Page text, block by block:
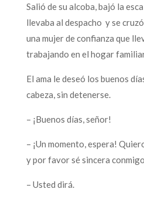
Salió de su alcoba, bajó la
llevaba al despacho y se
una mujer de confianza que
trabajando en el hogar
El ama le deseó los buenos
cabeza, sin detenerse.
– ¡Buenos días, señor!
– ¡Un momento, espera!
y por favor sé sincera
– Usted dirá.